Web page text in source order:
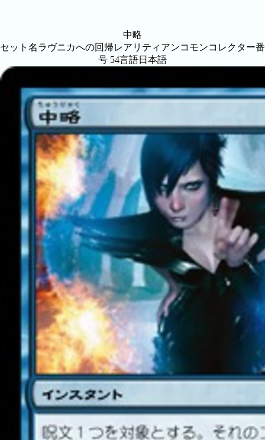
中略
セット名ラヴニカへの回帰レアリティ アンコモンコレクター番
号 54言語日本語